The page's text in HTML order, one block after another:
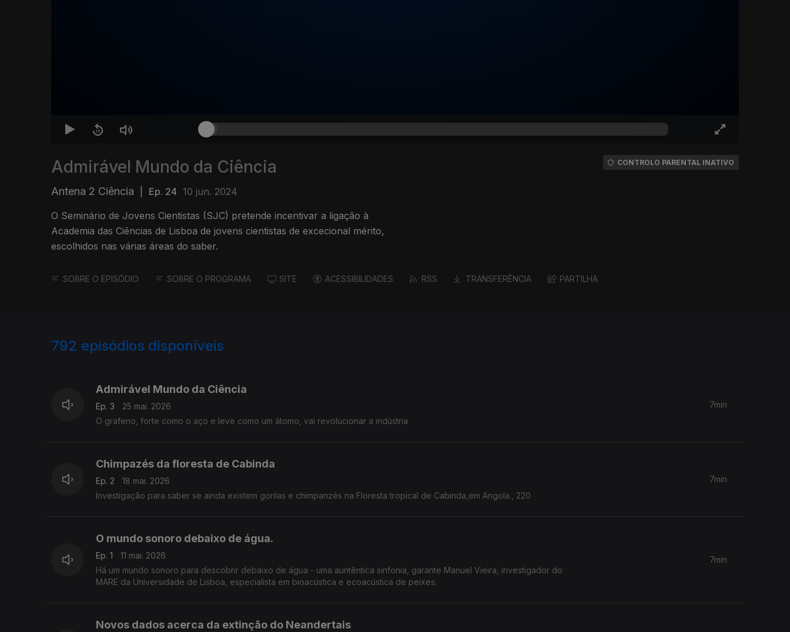
Admirável Mundo da Ciência
Antena 2 Ciência Ep. 24 10 jun. 2024
O Seminário de Jovens Cientistas (SJC) pretende incentivar a ligação à
Academia das Ciências de Lisboa de jovens cientistas de excecional mérito,
escolhidos nas várias áreas do saber.
CONTROLO PARENTAL INATIVO
SOBRE O EPISÓDIO SOBRE O PROGRAMA SITE ACESSIBILIDADES RSS TRANSFERÊNCIA PARTILHA
792 episódios disponíveis
Admirável Mundo da Ciência
Ep. 3
25 mai. 2026
O grafeno, forte como o aço e leve como um átomo, vai revolucionar a indústria
7min
Chimpazés da floresta de Cabinda
Ep. 2
18 mai. 2026
Investigação para saber se ainda existem gorilas e chimpanzés na Floresta tropical de Cabinda,em Angola., 220
7min
O mundo sonoro debaixo de água.
Ep. 1
11 mai. 2026
Há um mundo sonoro para descobrir debaixo de água - uma auntêntica sinfonia, garante Manuel Vieira, investigador do
MARE da Universidade de Lisboa, especialista em bioacústica e ecoacústica de peixes.
7min
Novos dados acerca da extinção do Neandertais